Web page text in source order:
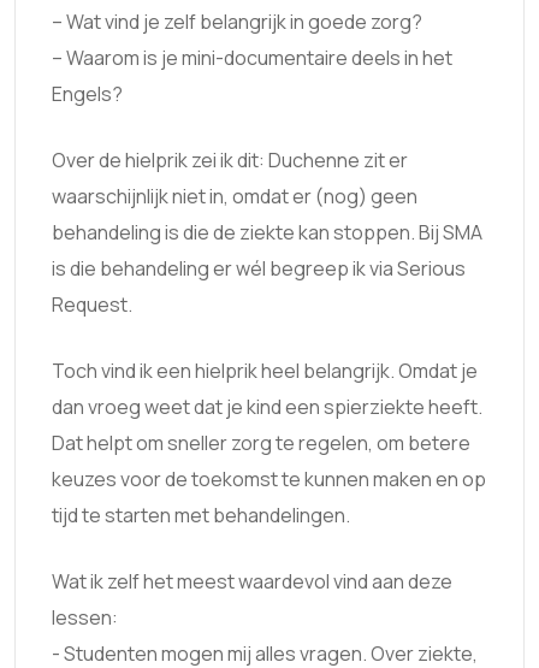
– Wat vind je zelf belangrijk in goede zorg?
– Waarom is je mini-documentaire deels in het
Engels?
Over de hielprik zei ik dit: Duchenne zit er
waarschijnlijk niet in, omdat er (nog) geen
behandeling is die de ziekte kan stoppen. Bij SMA
is die behandeling er wél begreep ik via Serious
Request.
Toch vind ik een hielprik heel belangrijk. Omdat je
dan vroeg weet dat je kind een spierziekte heeft.
Dat helpt om sneller zorg te regelen, om betere
keuzes voor de toekomst te kunnen maken en op
tijd te starten met behandelingen.
Wat ik zelf het meest waardevol vind aan deze
lessen:
- Studenten mogen mij alles vragen. Over ziekte,